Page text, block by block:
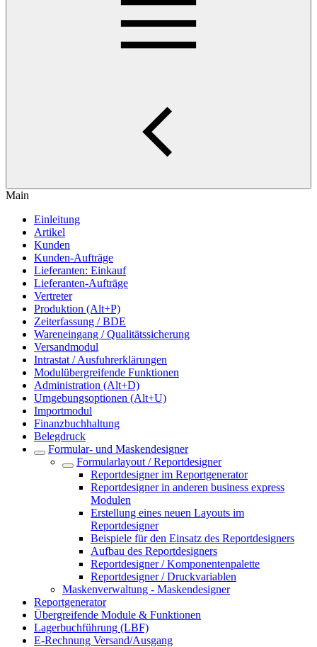
Main
Einleitung
Artikel
Kunden
Kunden-Aufträge
Lieferanten: Einkauf
Lieferanten-Aufträge
Vertreter
Produktion (Alt+P)
Zeiterfassung / BDE
Wareneingang / Qualitätssicherung
Versandmodul
Intrastat / Ausfuhrerklärungen
Modulübergreifende Funktionen
Administration (Alt+D)
Umgebungsoptionen (Alt+U)
Importmodul
Finanzbuchhaltung
Belegdruck
Formular- und Maskendesigner
Formularlayout / Reportdesigner
Reportdesigner im Reportgenerator
Reportdesigner in anderen business express
Modulen
Erstellung eines neuen Layouts im
Reportdesigner
Beispiele für den Einsatz des Reportdesigners
Aufbau des Reportdesigners
Reportdesigner / Komponentenpalette
Reportdesigner / Druckvariablen
Maskenverwaltung - Maskendesigner
Reportgenerator
Übergreifende Module & Funktionen
Lagerbuchführung (LBF)
E-Rechnung Versand/Ausgang